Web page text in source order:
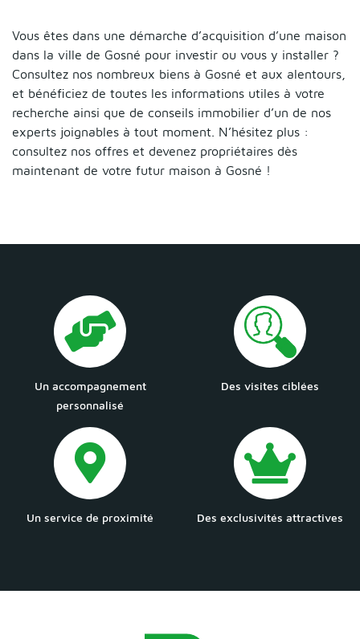
Vous êtes dans une démarche d’acquisition d’une maison
dans la ville de Gosné pour investir ou vous y installer ?
Consultez nos nombreux biens à Gosné et aux alentours,
et bénéficiez de toutes les informations utiles à votre
recherche ainsi que de conseils immobilier d’un de nos
experts joignables à tout moment. N’hésitez plus :
consultez nos offres et devenez propriétaires dès
maintenant de votre futur maison à Gosné !
Un accompagnement
personnalisé
Des visites ciblées
Un service de proximité Des exclusivités attractives